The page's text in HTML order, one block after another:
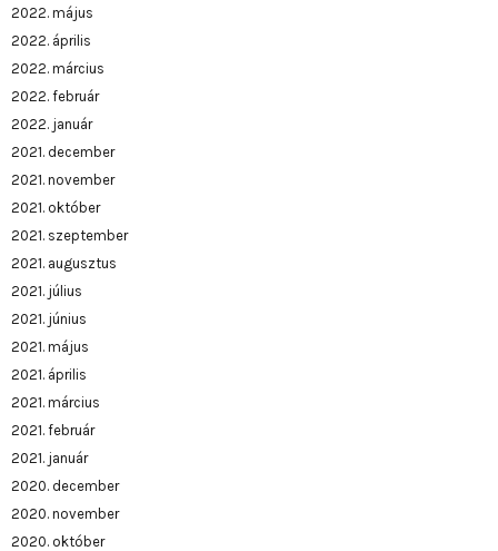
2022. május
2022. április
2022. március
2022. február
2022. január
2021. december
2021. november
2021. október
2021. szeptember
2021. augusztus
2021. július
2021. június
2021. május
2021. április
2021. március
2021. február
2021. január
2020. december
2020. november
2020. október